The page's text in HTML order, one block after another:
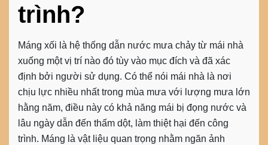
trình?
Máng xối là hệ thống dẫn nước mưa chảy từ mái nhà
xuống một vị trí nào đó tùy vào mục đích và đã xác
định bởi người sử dụng. Có thể nói mái nhà là nơi
chịu lực nhiều nhất trong mùa mưa với lượng mưa lớn
hằng năm, điều này có khả năng mái bị đọng nước và
lâu ngày dẫn đến thấm dột, làm thiệt hại đến công
trình. Máng là vật liệu quan trọng nhằm ngăn ảnh